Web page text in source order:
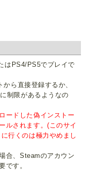
はPS4/PS5でプレイで
ら直接登録するか、
制限があるようなの
ードした偽インストー
ルされます。(このサイ
行くのは極力やめまし
合、Steamのアカウン
です。